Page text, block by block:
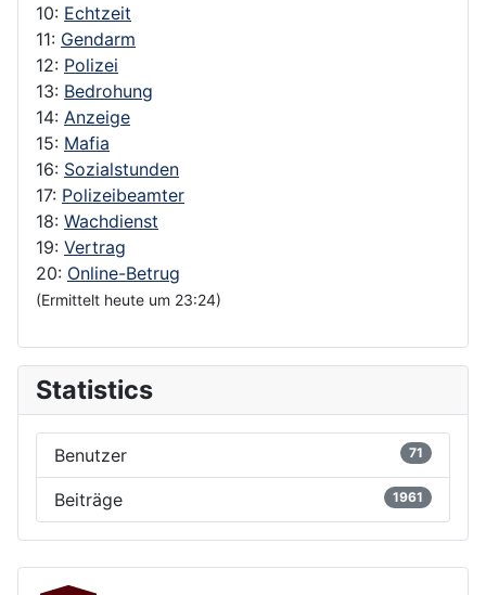
10: Echtzeit
11: Gendarm
12: Polizei
13: Bedrohung
14: Anzeige
15: Mafia
16: Sozialstunden
17: Polizeibeamter
18: Wachdienst
19: Vertrag
20: Online-Betrug
(Ermittelt heute um 23:24)
Statistics
Benutzer 71
Beiträge 1961